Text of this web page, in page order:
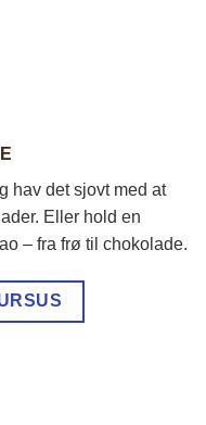
hav det sjovt med at
Eller hold en
– fra frø til chokolade.